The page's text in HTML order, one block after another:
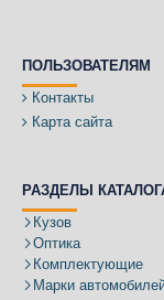
ПОЛЬЗОВАТЕЛЯМ
Контакты
Карта сайта
РАЗДЕЛЫ
Кузов
Оптика
Комплектующие
Марки